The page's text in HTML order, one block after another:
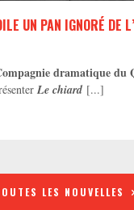
UN PAN IGNORÉ DE
dramatique du
Le chiard [...]
LES NOUVELLES